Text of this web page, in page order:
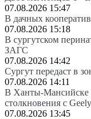
07.08.2026 15:47
В дачных
07.08.2026 15:18
В сургутском
ЗАГС
07.08.2026 14:42
Сургут передаст в
07.08.2026 14:11
В Ханты-Мансийске
столкновения с Geely
07.08.2026 13:45